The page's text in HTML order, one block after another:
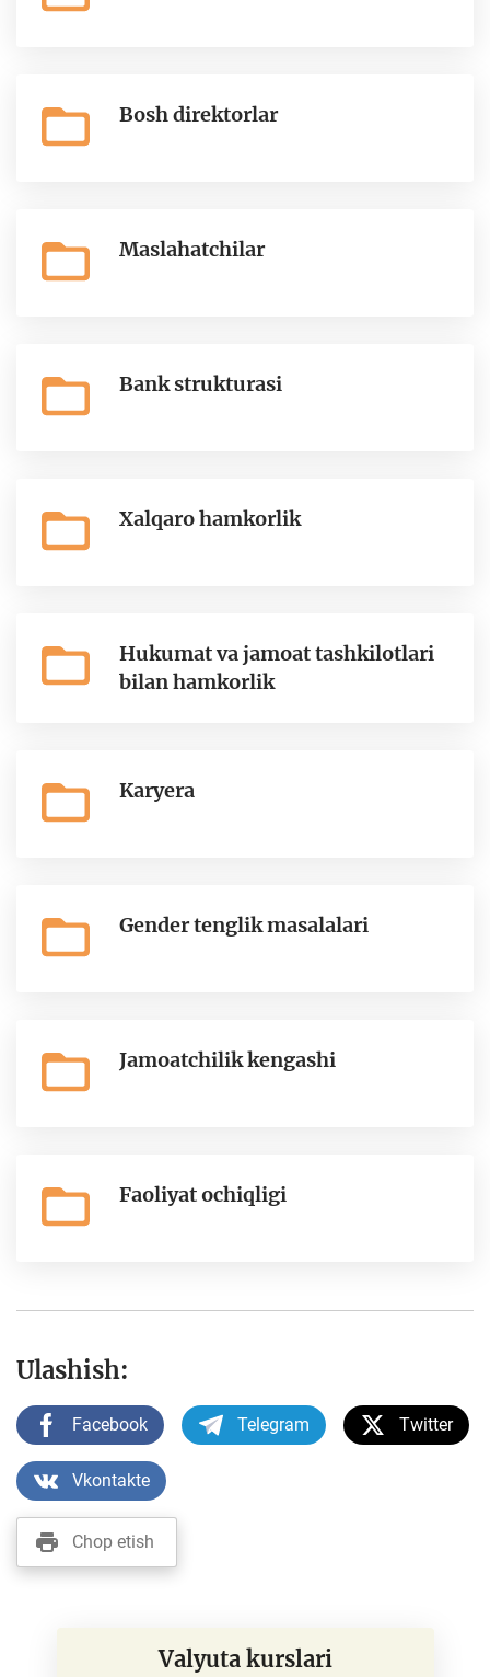
Bosh direktorlar
Maslahatchilar
Bank strukturasi
Xalqaro hamkorlik
Hukumat va jamoat tashkilotlari
bilan hamkorlik
Karyera
Gender tenglik masalalari
Jamoatchilik kengashi
Faoliyat ochiqligi
Ulashish:
Facebook Telegram Twitter
Vkontakte
Chop etish
Valyuta kurslari